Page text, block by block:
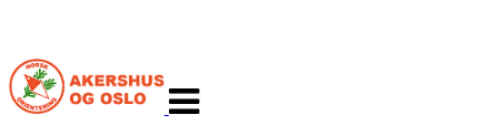
navigasjon